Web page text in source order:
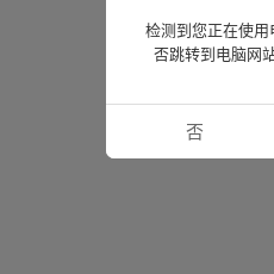
检测到您正在使
否跳转到电脑网
否